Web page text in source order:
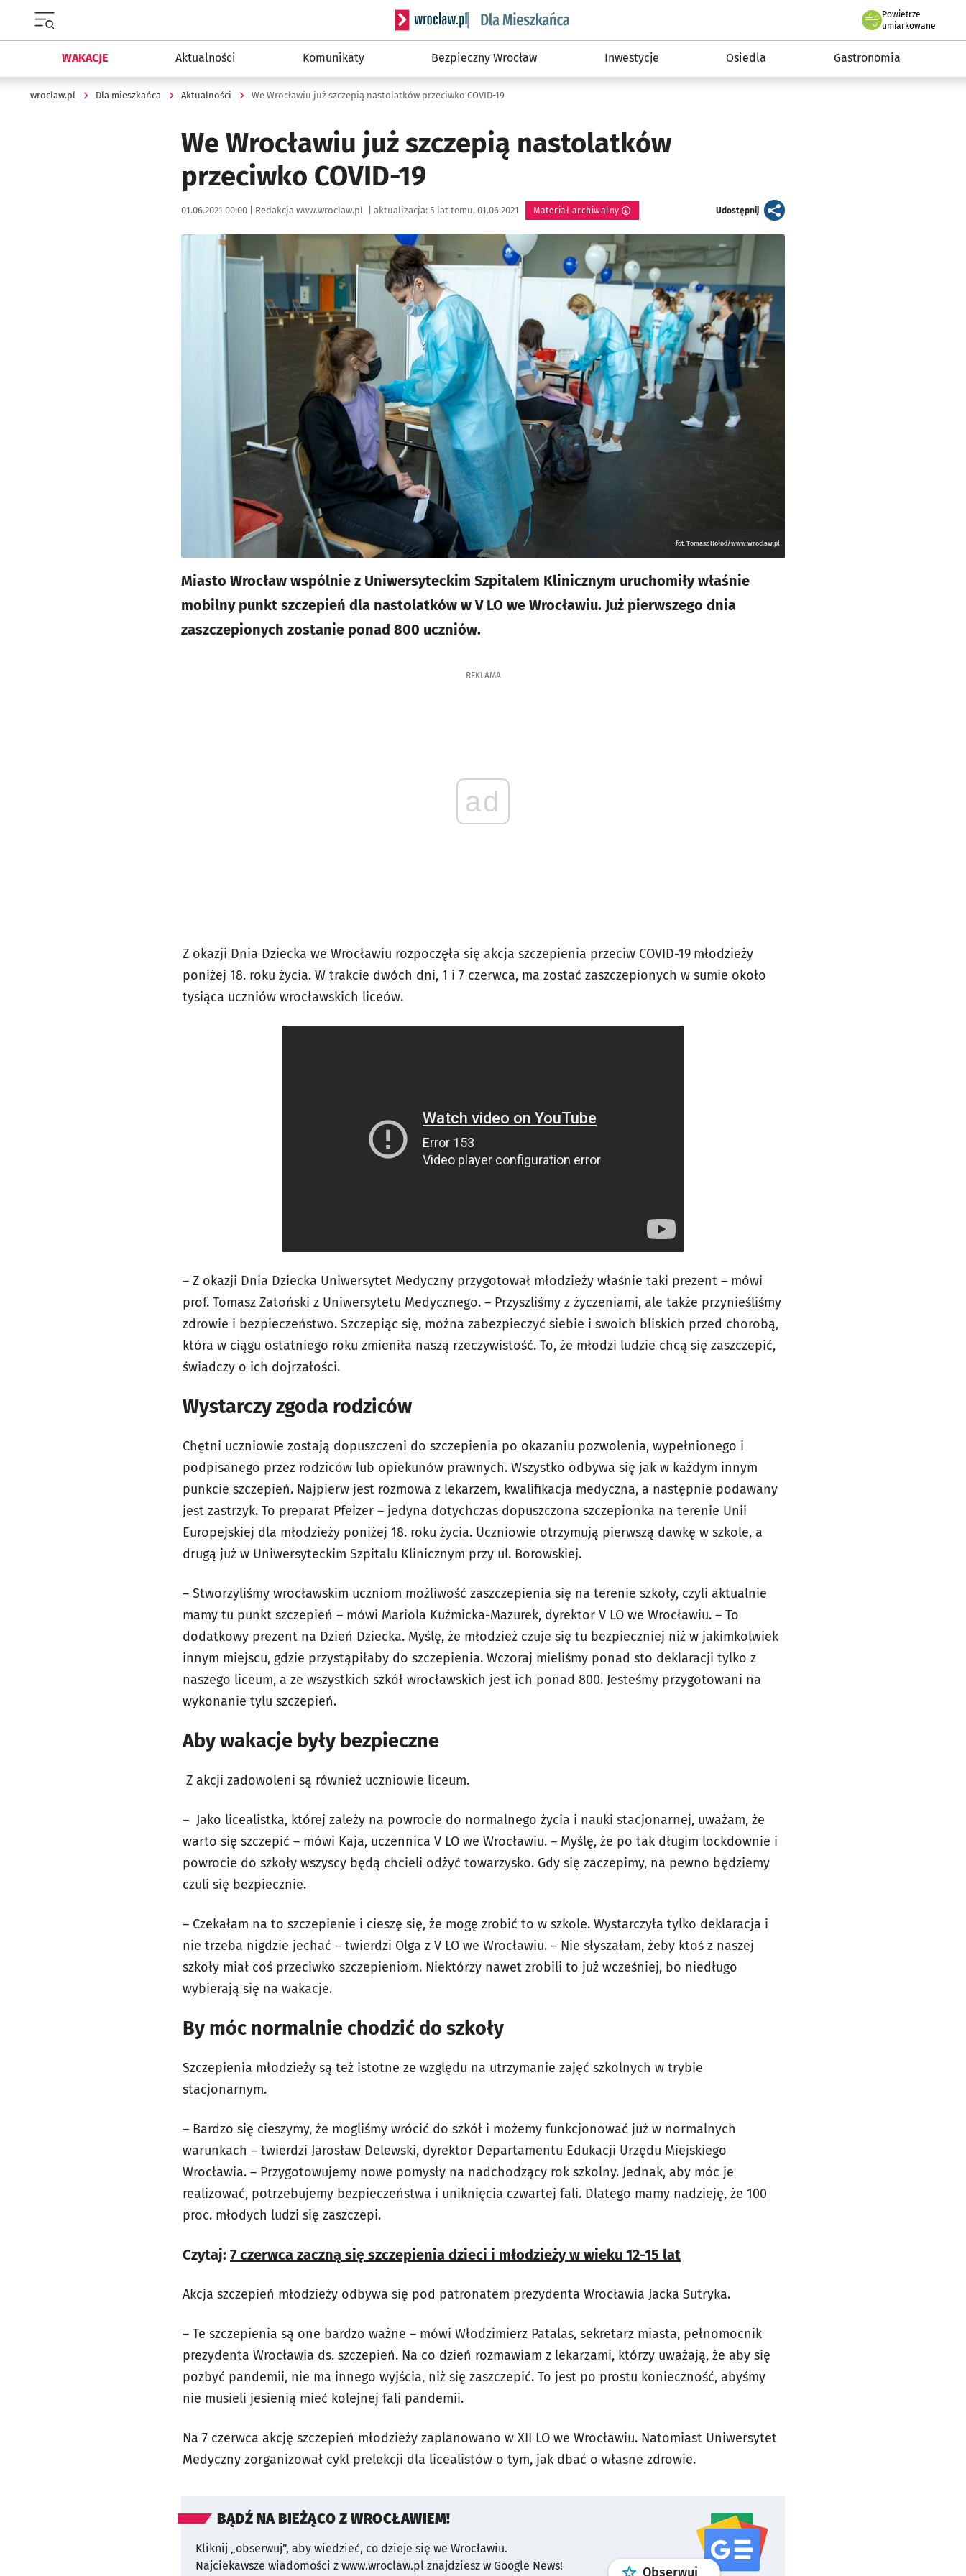
Serwis informacyjny wroclaw.pl podserwis: Dla mieszkańca
Powietrze
we Wrocławiu
umiarkowane
WAKACJE Aktualności Komunikaty Bezpieczny Wrocław Inwestycje Osiedla Gastronomia
wroclaw.pl Dla mieszkańca Aktualności We Wrocławiu już szczepią nastolatków przeciwko COVID-19
We Wrocławiu już szczepią nastolatków
przeciwko COVID-19
Data publikacji:
01.06.2021 00:00 | Autor:
Redakcja www.wroclaw.pl aktualizacja: 5 lat temu, 01.06.2021 Materiał archiwalny Udostępnijartykuł
Kliknij, aby powiększyć
fot. Tomasz Hołod/www.wroclaw.pl
Miasto Wrocław wspólnie z Uniwersyteckim Szpitalem Klinicznym uruchomiły właśnie
mobilny punkt szczepień dla nastolatków w V LO we Wrocławiu. Już pierwszego dnia
zaszczepionych zostanie ponad 800 uczniów.
REKLAMA
ad
Z okazji Dnia Dziecka we Wrocławiu rozpoczęła się akcja szczepienia przeciw COVID-19 młodzieży
poniżej 18. roku życia. W trakcie dwóch dni, 1 i 7 czerwca, ma zostać zaszczepionych w sumie około
tysiąca uczniów wrocławskich liceów.
– Z okazji Dnia Dziecka Uniwersytet Medyczny przygotował młodzieży właśnie taki prezent – mówi
prof. Tomasz Zatoński z Uniwersytetu Medycznego. – Przyszliśmy z życzeniami, ale także przynieśliśmy
zdrowie i bezpieczeństwo. Szczepiąc się, można zabezpieczyć siebie i swoich bliskich przed chorobą,
która w ciągu ostatniego roku zmieniła naszą rzeczywistość. To, że młodzi ludzie chcą się zaszczepić,
świadczy o ich dojrzałości.
Wystarczy zgoda rodziców
Chętni uczniowie zostają dopuszczeni do szczepienia po okazaniu pozwolenia, wypełnionego i
podpisanego przez rodziców lub opiekunów prawnych. Wszystko odbywa się jak w każdym innym
punkcie szczepień. Najpierw jest rozmowa z lekarzem, kwalifikacja medyczna, a następnie podawany
jest zastrzyk. To preparat Pfeizer – jedyna dotychczas dopuszczona szczepionka na terenie Unii
Europejskiej dla młodzieży poniżej 18. roku życia. Uczniowie otrzymują pierwszą dawkę w szkole, a
drugą już w Uniwersyteckim Szpitalu Klinicznym przy ul. Borowskiej.
– Stworzyliśmy wrocławskim uczniom możliwość zaszczepienia się na terenie szkoły, czyli aktualnie
mamy tu punkt szczepień – mówi Mariola Kuźmicka-Mazurek, dyrektor V LO we Wrocławiu. – To
dodatkowy prezent na Dzień Dziecka. Myślę, że młodzież czuje się tu bezpieczniej niż w jakimkolwiek
innym miejscu, gdzie przystąpiłaby do szczepienia. Wczoraj mieliśmy ponad sto deklaracji tylko z
naszego liceum, a ze wszystkich szkół wrocławskich jest ich ponad 800. Jesteśmy przygotowani na
wykonanie tylu szczepień.
Aby wakacje były bezpieczne
Z akcji zadowoleni są również uczniowie liceum.
– Jako licealistka, której zależy na powrocie do normalnego życia i nauki stacjonarnej, uważam, że
warto się szczepić – mówi Kaja, uczennica V LO we Wrocławiu. – Myślę, że po tak długim lockdownie i
powrocie do szkoły wszyscy będą chcieli odżyć towarzysko. Gdy się zaczepimy, na pewno będziemy
czuli się bezpiecznie.
– Czekałam na to szczepienie i cieszę się, że mogę zrobić to w szkole. Wystarczyła tylko deklaracja i
nie trzeba nigdzie jechać – twierdzi Olga z V LO we Wrocławiu. – Nie słyszałam, żeby ktoś z naszej
szkoły miał coś przeciwko szczepieniom. Niektórzy nawet zrobili to już wcześniej, bo niedługo
wybierają się na wakacje.
By móc normalnie chodzić do szkoły
Szczepienia młodzieży są też istotne ze względu na utrzymanie zajęć szkolnych w trybie
stacjonarnym.
– Bardzo się cieszymy, że mogliśmy wrócić do szkół i możemy funkcjonować już w normalnych
warunkach – twierdzi Jarosław Delewski, dyrektor Departamentu Edukacji Urzędu Miejskiego
Wrocławia. – Przygotowujemy nowe pomysły na nadchodzący rok szkolny. Jednak, aby móc je
realizować, potrzebujemy bezpieczeństwa i uniknięcia czwartej fali. Dlatego mamy nadzieję, że 100
proc. młodych ludzi się zaszczepi.
Czytaj: 7 czerwca zaczną się szczepienia dzieci i młodzieży w wieku 12-15 lat
Akcja szczepień młodzieży odbywa się pod patronatem prezydenta Wrocławia Jacka Sutryka.
– Te szczepienia są one bardzo ważne – mówi Włodzimierz Patalas, sekretarz miasta, pełnomocnik
prezydenta Wrocławia ds. szczepień. Na co dzień rozmawiam z lekarzami, którzy uważają, że aby się
pozbyć pandemii, nie ma innego wyjścia, niż się zaszczepić. To jest po prostu konieczność, abyśmy
nie musieli jesienią mieć kolejnej fali pandemii.
Na 7 czerwca akcję szczepień młodzieży zaplanowano w XII LO we Wrocławiu. Natomiast Uniwersytet
Medyczny zorganizował cykl prelekcji dla licealistów o tym, jak dbać o własne zdrowie.
BĄDŹ NA BIEŻĄCO Z WROCŁAWIEM!
Kliknij „obserwuj”, aby wiedzieć, co dzieje się we Wrocławiu.
Najciekawsze wiadomości z www.wroclaw.pl znajdziesz w Google News!
Obserwuj profilgoogle news